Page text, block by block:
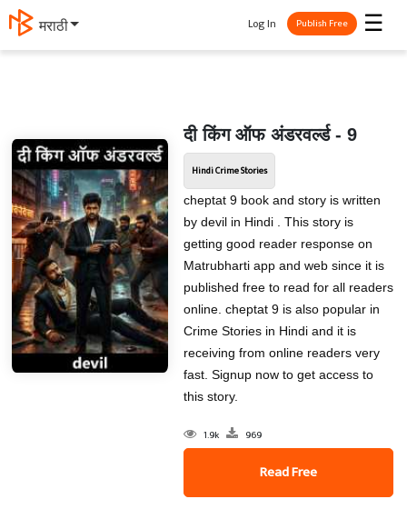
मराठी ☰
Log In Publish Free
दी किंग ऑफ अंडरवर्ल्ड - 9
Hindi Crime Stories
cheptat 9 book and story is written
by devil in Hindi . This story is
getting good reader response on
Matrubharti app and web since it is
published free to read for all readers
online. cheptat 9 is also popular in
Crime Stories in Hindi and it is
receiving from online readers very
fast. Signup now to get access to
this story.
1.9k 969
Read Free